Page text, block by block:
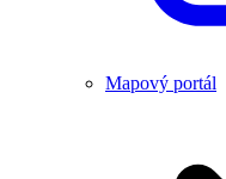
Mapový portál